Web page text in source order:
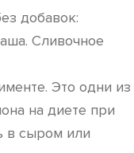
добавок:
Сливочное
Это одни из
на диете при
в сыром или